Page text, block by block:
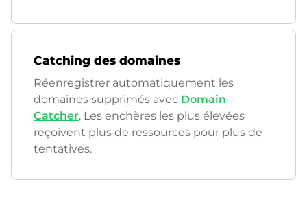
Catching des domaines
Réenregistrer automatiquement les
domaines supprimés avec Domain
Catcher. Les enchères les plus élevées
reçoivent plus de ressources pour plus de
tentatives.